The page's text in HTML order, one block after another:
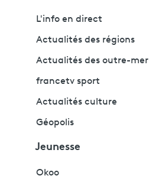
L'info en direct
Actualités des régions
Actualités des outre-mer
francetv sport
Actualités culture
Géopolis
Jeunesse
Okoo